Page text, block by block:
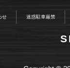
せ 迷惑駐車厳禁